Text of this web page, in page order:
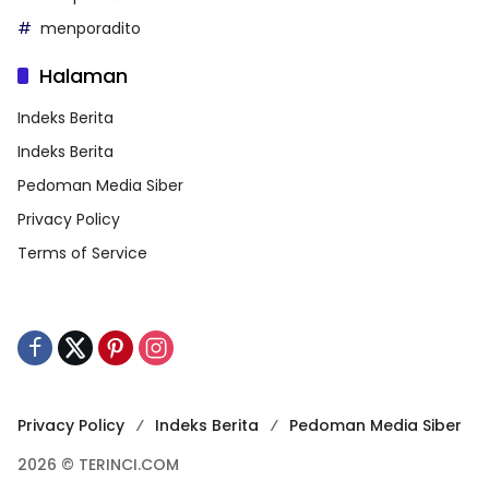
menporadito
Halaman
Indeks Berita
Indeks Berita
Pedoman Media Siber
Privacy Policy
Terms of Service
Privacy Policy Indeks Berita
Pedoman Media Siber
2026 © TERINCI.COM